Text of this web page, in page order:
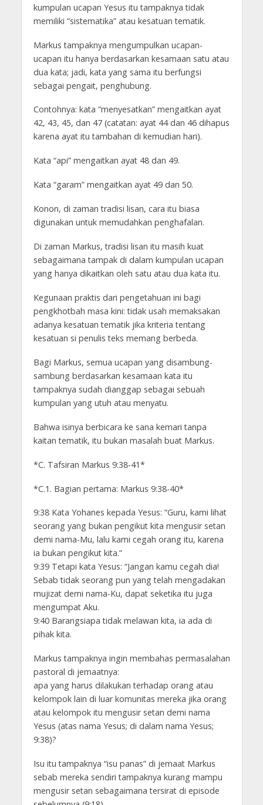
kumpulan ucapan Yesus itu tampaknya tidak
memiliki “sistematika” atau kesatuan tematik.
Markus tampaknya mengumpulkan ucapan-
ucapan itu hanya berdasarkan kesamaan satu atau
dua kata; jadi, kata yang sama itu berfungsi
sebagai pengait, penghubung.
Contohnya: kata “menyesatkan” mengaitkan ayat
42, 43, 45, dan 47 (catatan: ayat 44 dan 46 dihapus
karena ayat itu tambahan di kemudian hari).
Kata “api” mengaitkan ayat 48 dan 49.
Kata “garam” mengaitkan ayat 49 dan 50.
Konon, di zaman tradisi lisan, cara itu biasa
digunakan untuk memudahkan penghafalan.
Di zaman Markus, tradisi lisan itu masih kuat
sebagaimana tampak di dalam kumpulan ucapan
yang hanya dikaitkan oleh satu atau dua kata itu.
Kegunaan praktis dari pengetahuan ini bagi
pengkhotbah masa kini: tidak usah memaksakan
adanya kesatuan tematik jika kriteria tentang
kesatuan si penulis teks memang berbeda.
Bagi Markus, semua ucapan yang disambung-
sambung berdasarkan kesamaan kata itu
tampaknya sudah dianggap sebagai sebuah
kumpulan yang utuh atau menyatu.
Bahwa isinya berbicara ke sana kemari tanpa
kaitan tematik, itu bukan masalah buat Markus.
*C. Tafsiran Markus 9:38-41*
*C.1. Bagian pertama: Markus 9:38-40*
9:38 Kata Yohanes kepada Yesus: “Guru, kami lihat
seorang yang bukan pengikut kita mengusir setan
demi nama-Mu, lalu kami cegah orang itu, karena
ia bukan pengikut kita.”
9:39 Tetapi kata Yesus: “Jangan kamu cegah dia!
Sebab tidak seorang pun yang telah mengadakan
mujizat demi nama-Ku, dapat seketika itu juga
mengumpat Aku.
9:40 Barangsiapa tidak melawan kita, ia ada di
pihak kita.
Markus tampaknya ingin membahas permasalahan
pastoral di jemaatnya:
apa yang harus dilakukan terhadap orang atau
kelompok lain di luar komunitas mereka jika orang
atau kelompok itu mengusir setan demi nama
Yesus (atas nama Yesus; di dalam nama Yesus;
9:38)?
Isu itu tampaknya “isu panas” di jemaat Markus
sebab mereka sendiri tampaknya kurang mampu
mengusir setan sebagaimana tersirat di episode